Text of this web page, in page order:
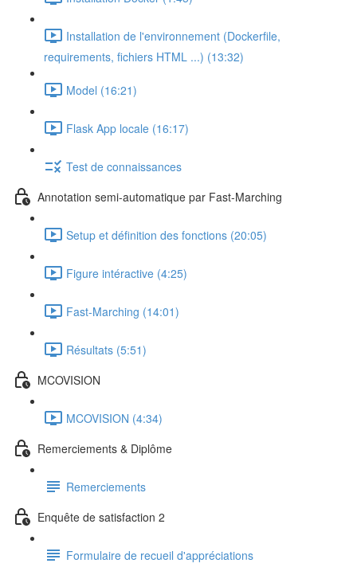
Installation de l'environnement (Dockerfile,
requirements, fichiers HTML ...) (13:32)
Model (16:21)
Flask App locale (16:17)
Test de connaissances
Annotation semi-automatique par Fast-Marching
Setup et définition des fonctions (20:05)
Figure intéractive (4:25)
Fast-Marching (14:01)
Résultats (5:51)
MCOVISION
MCOVISION (4:34)
Remerciements & Diplôme
Remerciements
Enquête de satisfaction 2
Formulaire de recueil d'appréciations